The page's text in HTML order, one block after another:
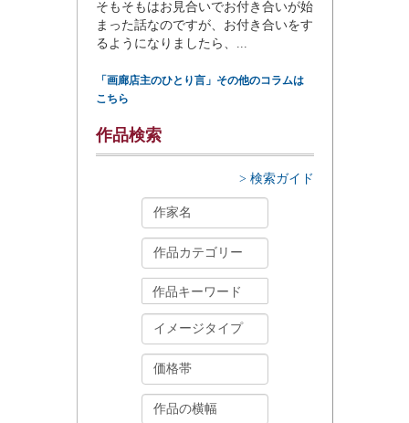
そもそもはお見合いでお付き合いが始
まった話なのですが、お付き合いをす
るようになりましたら、...
「画廊店主のひとり言」その他のコラムは
こちら
作品検索
> 検索ガイド